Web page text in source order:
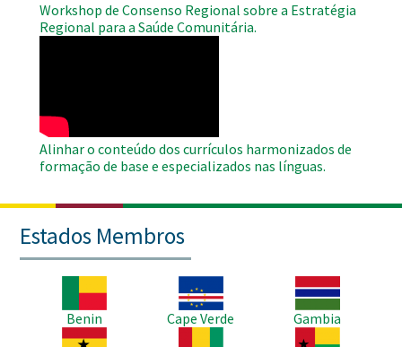
Workshop de Consenso Regional sobre a Estratégia
Regional para a Saúde Comunitária.
Alinhar o conteúdo dos currículos harmonizados de
formação de base e especializados nas línguas.
Estados Membros
Benin
Imagem
Cape Verde
Imagem
Gambia
Imagem
Imagem